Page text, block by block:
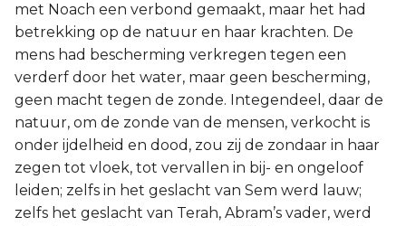
met Noach een verbond gemaakt, maar het had
betrekking op de natuur en haar krachten. De
mens had bescherming verkregen tegen een
verderf door het water, maar geen bescherming,
geen macht tegen de zonde. Integendeel, daar de
natuur, om de zonde van de mensen, verkocht is
onder ijdelheid en dood, zou zij de zondaar in haar
zegen tot vloek, tot vervallen in bij- en ongeloof
leiden; zelfs in het geslacht van Sem werd lauw;
zelfs het geslacht van Terah, Abram’s vader, werd